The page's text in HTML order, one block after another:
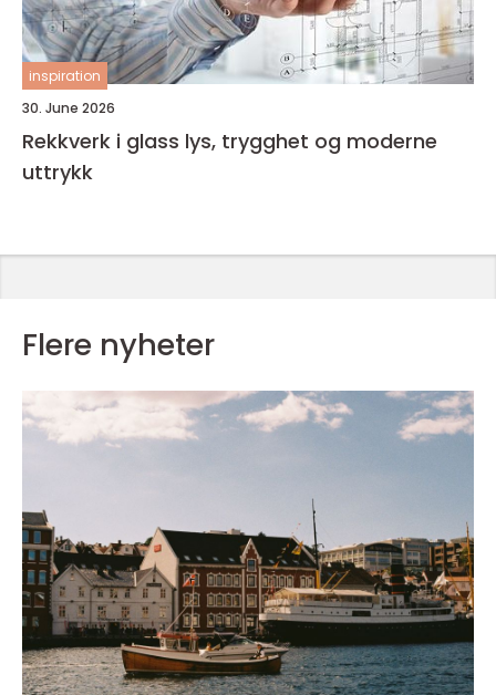
inspiration
30. June 2026
Rekkverk i glass lys, trygghet og moderne
uttrykk
Flere nyheter